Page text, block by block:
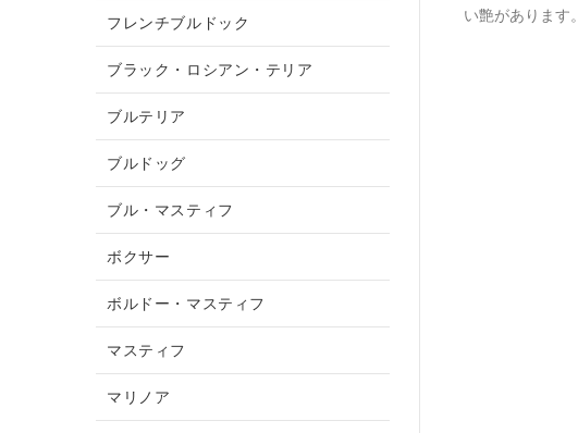
い艶があります。
フレンチブルドック
ブラック・ロシアン・テリア
ブルテリア
ブルドッグ
ブル・マスティフ
ボクサー
ボルドー・マスティフ
マスティフ
マリノア